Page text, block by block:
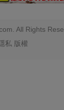
All Rights
私 版權